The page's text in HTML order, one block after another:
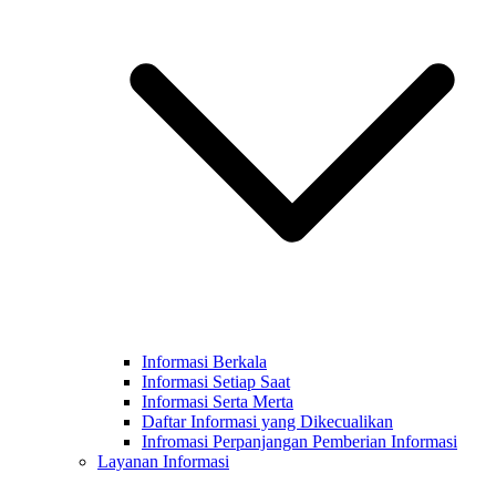
Informasi Berkala
Informasi Setiap Saat
Informasi Serta Merta
Daftar Informasi yang Dikecualikan
Infromasi Perpanjangan Pemberian Informasi
Layanan Informasi